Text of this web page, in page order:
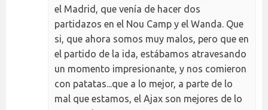
el Madrid, que venía de hacer dos
partidazos en el Nou Camp y el Wanda. Que
si, que ahora somos muy malos, pero que en
el partido de la ida, estábamos atravesando
un momento impresionante, y nos comieron
con patatas...que a lo mejor, a parte de lo
mal que estamos, el Ajax son mejores de lo